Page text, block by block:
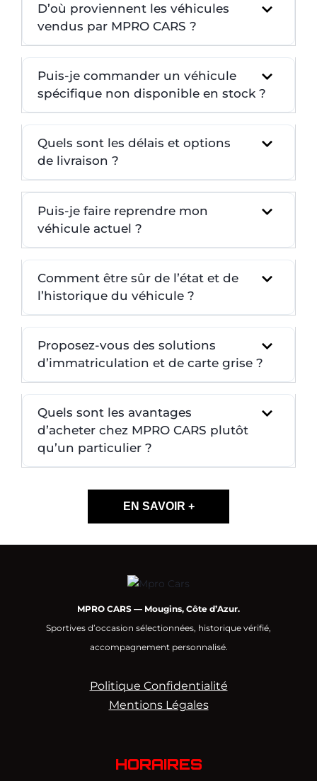
D’où proviennent les véhicules
vendus par MPRO CARS ?
Puis-je commander un véhicule
spécifique non disponible en stock ?
Quels sont les délais et options
de livraison ?
Puis-je faire reprendre mon
véhicule actuel ?
Comment être sûr de l’état et de
l’historique du véhicule ?
Proposez-vous des solutions
d’immatriculation et de carte grise ?
Quels sont les avantages
d’acheter chez MPRO CARS plutôt
qu’un particulier ?
EN SAVOIR +
MPRO CARS — Mougins, Côte d’Azur.
Sportives d’occasion sélectionnées, historique vérifié,
accompagnement personnalisé.
Politique Confidentialité
Mentions Légales
HORAIRES